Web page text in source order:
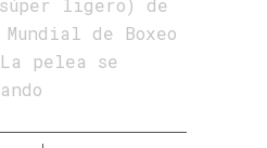
ligero) de
de Boxeo
La pelea se